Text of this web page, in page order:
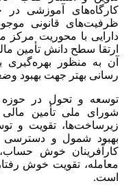
کارگاه‌های آموزشی در
ظرفیت‌های قانونی
دارایی با محوریت مرکز
ارتقا سطح دانش تأمین
آن به منظور
رسانی بهتر جهت بهبود
توسعه و تحول در حوزه
شورای ملی تأمین مالی
زیرساخت‌ها، تقویت و
بهبود شمول و دسترسی
کارآفرینان خوش
معامله، تقویت خوش
است.